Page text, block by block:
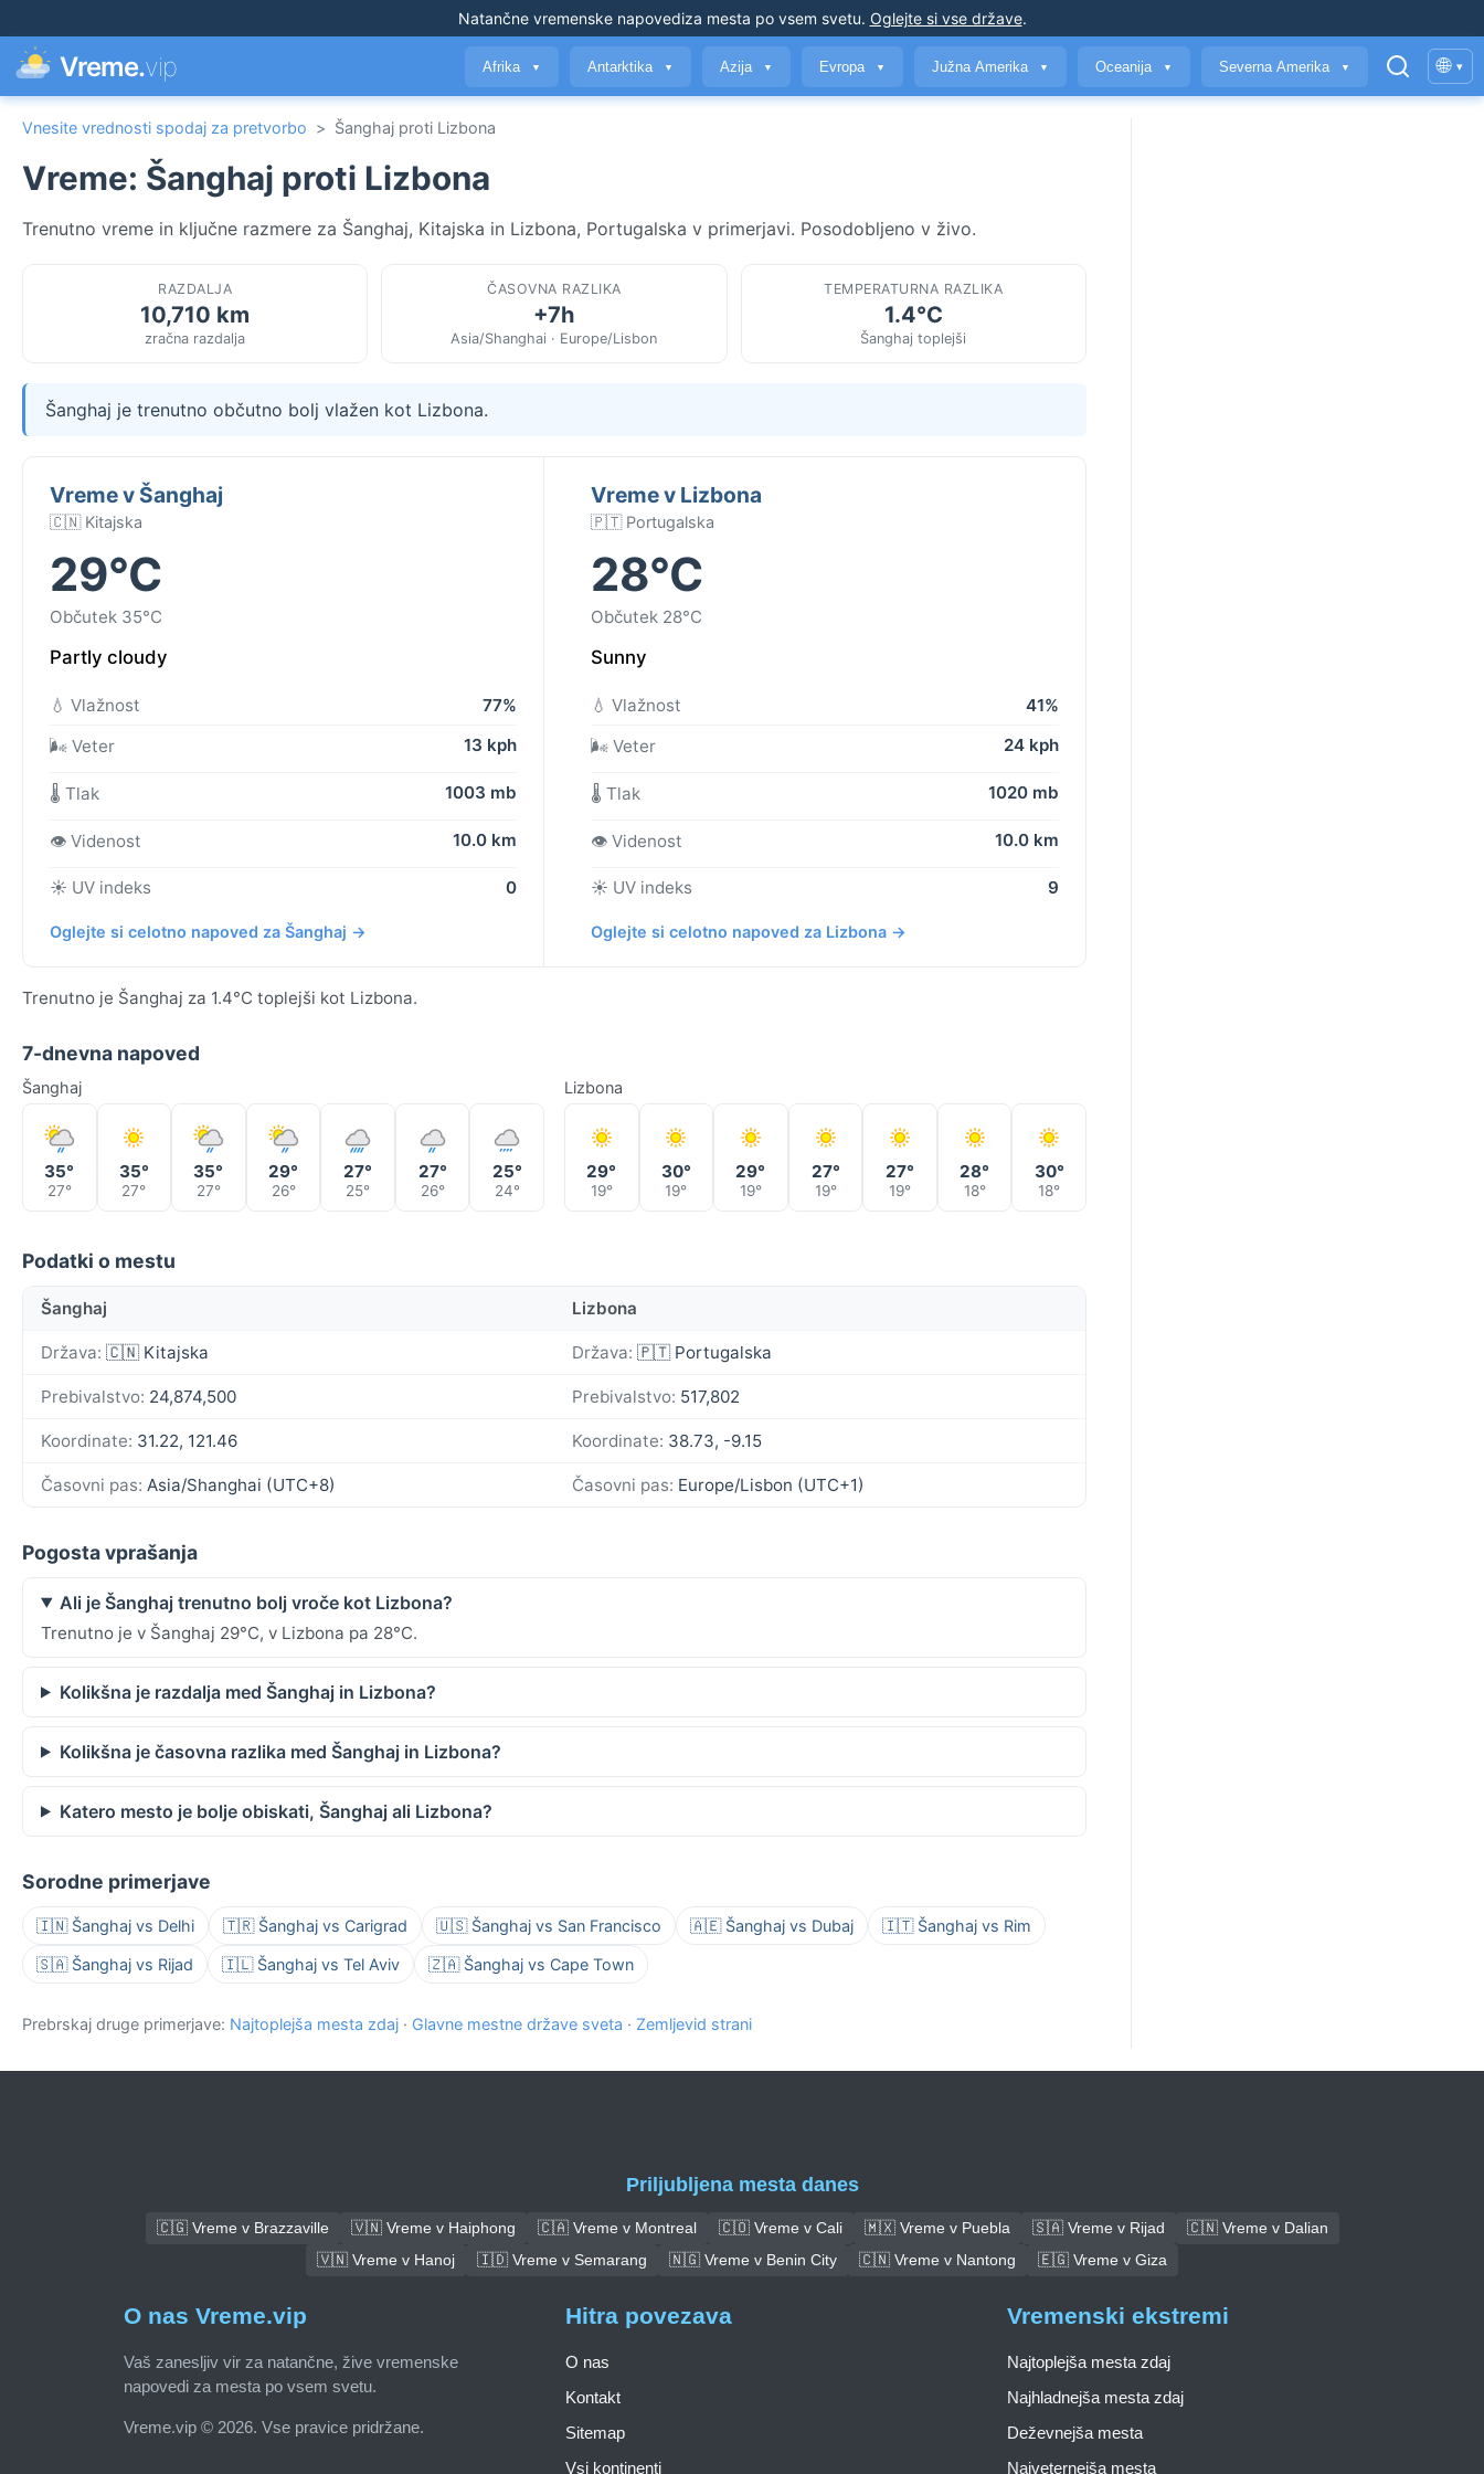
Natančne vremenske napovediza mesta po vsem svetu. Oglejte si vse države.
Vreme.vip Afrika ▼ Antarktika ▼ Azija ▼ Evropa ▼ Južna Amerika ▼ Oceanija ▼ Severna Amerika ▼ 🌐 ▾
Vnesite vrednosti spodaj za pretvorbo > Šanghaj proti Lizbona
Vreme: Šanghaj proti Lizbona
Trenutno vreme in ključne razmere za Šanghaj, Kitajska in Lizbona, Portugalska v primerjavi. Posodobljeno v živo.
RAZDALJA
10,710 km
zračna razdalja
ČASOVNA RAZLIKA
+7h
Asia/Shanghai · Europe/Lisbon
TEMPERATURNA RAZLIKA
1.4°C
Šanghaj toplejši
Šanghaj je trenutno občutno bolj vlažen kot Lizbona.
Vreme v Šanghaj
🇨🇳 Kitajska
29°C
Občutek 35°C
Partly cloudy
💧 Vlažnost
77%
🌬️ Veter
13 kph
🌡️ Tlak 1003 mb
👁️ Videnost 10.0 km
☀️ UV indeks 0
Oglejte si celotno napoved za Šanghaj →
Vreme v Lizbona
🇵🇹 Portugalska
28°C
Občutek 28°C
Sunny
💧 Vlažnost
41%
🌬️ Veter
24 kph
🌡️ Tlak 1020 mb
👁️ Videnost 10.0 km
☀️ UV indeks 9
Oglejte si celotno napoved za Lizbona →
Trenutno je Šanghaj za 1.4°C toplejši kot Lizbona.
7-dnevna napoved
Šanghaj
35°
27°
35°
27°
35°
27°
29°
26°
27°
25°
27°
26°
25°
24°
Lizbona
29°
19°
30°
19°
29°
19°
27°
19°
27°
19°
28°
18°
30°
18°
Podatki o mestu
Šanghaj Lizbona
Država: 🇨🇳 Kitajska Država: 🇵🇹 Portugalska
Prebivalstvo: 24,874,500 Prebivalstvo: 517,802
Koordinate: 31.22, 121.46 Koordinate: 38.73, -9.15
Časovni pas: Asia/Shanghai (UTC+8) Časovni pas: Europe/Lisbon (UTC+1)
Pogosta vprašanja
Ali je Šanghaj trenutno bolj vroče kot Lizbona?
Trenutno je v Šanghaj 29°C, v Lizbona pa 28°C.
Kolikšna je razdalja med Šanghaj in Lizbona?
Kolikšna je časovna razlika med Šanghaj in Lizbona?
Katero mesto je bolje obiskati, Šanghaj ali Lizbona?
Sorodne primerjave
🇮🇳 Šanghaj vs Delhi 🇹🇷 Šanghaj vs Carigrad 🇺🇸 Šanghaj vs San Francisco 🇦🇪 Šanghaj vs Dubaj 🇮🇹 Šanghaj vs Rim
🇸🇦 Šanghaj vs Rijad 🇮🇱 Šanghaj vs Tel Aviv 🇿🇦 Šanghaj vs Cape Town
Prebrskaj druge primerjave: Najtoplejša mesta zdaj · Glavne mestne države sveta · Zemljevid strani
Priljubljena mesta danes
🇨🇬 Vreme v Brazzaville 🇻🇳 Vreme v Haiphong 🇨🇦 Vreme v Montreal 🇨🇴 Vreme v Cali 🇲🇽 Vreme v Puebla 🇸🇦 Vreme v Rijad
🇨🇳 Vreme v Dalian
🇻🇳 Vreme v Hanoj
🇮🇩 Vreme v Semarang 🇳🇬 Vreme v Benin City 🇨🇳 Vreme v Nantong 🇪🇬 Vreme v Giza
O nas Vreme.vip
Vaš zanesljiv vir za natančne, žive vremenske
napovedi za mesta po vsem svetu.
Vreme.vip © 2026. Vse pravice pridržane.
Hitra povezava
O nas
Kontakt
Sitemap
Vsi kontinenti
Vremenski ekstremi
Najtoplejša mesta zdaj
Najhladnejša mesta zdaj
Deževnejša mesta
Najveternejša mesta